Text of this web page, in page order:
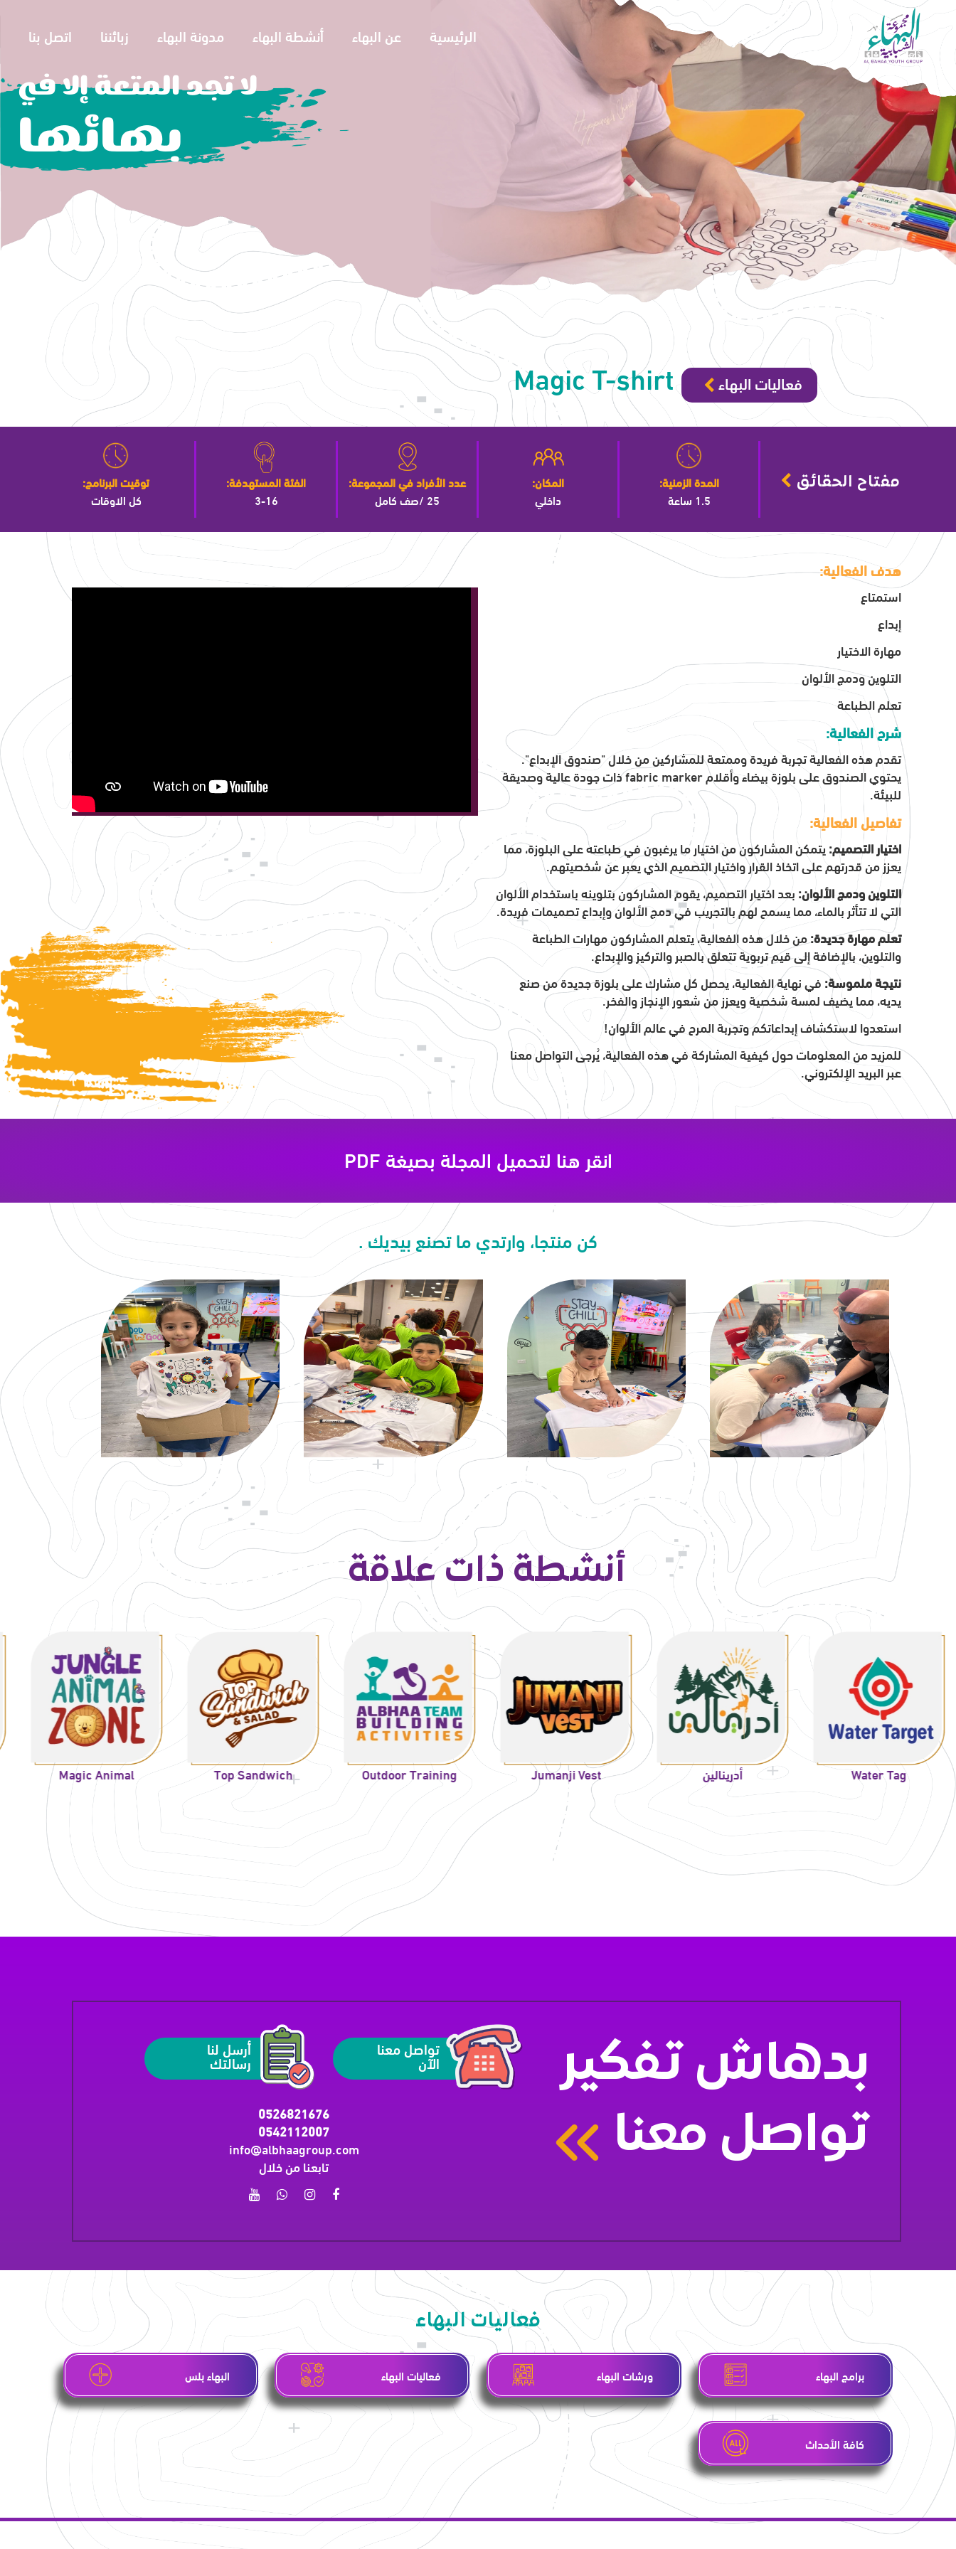
الرئيسية عن البهاء أنشطة البهاء مدونة البهاء زبائننا اتصل بنا
لا تجد المتعة إلا في
بهائها
فعاليات البهاء Magic T-shirt
مفتاح الحقائق
المدة الزمنية:
1.5 ساعة
المكان:
داخلي
عدد الأفراد في المجموعة:
25 /صف كامل
الفئة المستهدفة:
3-16
توقيت البرنامج:
كل الاوقات
هدف الفعالية:
استمتاع
إبداع
مهارة الاختيار
التلوين ودمج الألوان
تعلم الطباعة
شرح الفعالية:
تقدم هذه الفعالية تجربة فريدة وممتعة للمشاركين من خلال "صندوق الإبداع".
يحتوي الصندوق على بلوزة بيضاء وأقلامfabric markerذات جودة عالية وصديقة
للبيئة.
تفاصيل الفعالية:
اختيار التصميم:يتمكن المشاركون من اختيار ما يرغبون في طباعته على البلوزة، مما
يعزز من قدرتهم على اتخاذ القرار واختيار التصميم الذي يعبر عن شخصيتهم.
التلوين ودمج الألوان:بعد اختيار التصميم، يقوم المشاركون بتلوينه باستخدام الألوان
التي لا تتأثر بالماء، مما يسمح لهم بالتجريب في دمج الألوان وإبداع تصميمات فريدة.
تعلم مهارة جديدة:من خلال هذه الفعالية، يتعلم المشاركون مهارات الطباعة
والتلوين، بالإضافة إلى قيم تربوية تتعلق بالصبر والتركيز والإبداع.
نتيجة ملموسة:في نهاية الفعالية، يحصل كل مشارك على بلوزة جديدة من صنع
يديه، مما يضيف لمسة شخصية ويعزز من شعور الإنجاز والفخر.
استعدوا لاستكشاف إبداعاتكم وتجربة المرح في عالم الألوان!
للمزيد من المعلومات حول كيفية المشاركة في هذه الفعالية، يُرجى التواصل معنا
عبر البريد الإلكتروني.
انقر هنا لتحميل المجلة بصيغة PDF
كن منتجا، وارتدي ما تصنع بيديك .
أنشطة ذات علاقة
Animal Top Sandwich Outdoor Training Jumanji Vest أدرينالين Water Tag
بدهاش تفكير
تواصل معنا
تواصل معنا
الآن
أرسل لنا
رسالتك
0526821676
0542112007
info@albhaagroup.com
تابعنا من خلال
فعاليات البهاء
برامج البهاء ورشات البهاء فعاليات البهاء البهاء بلس
كافة الأحداث